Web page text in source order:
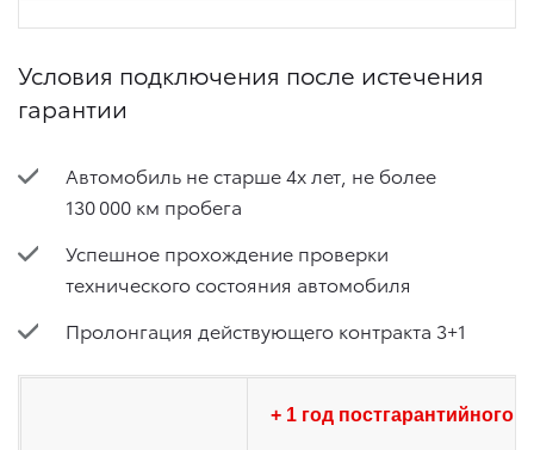
Условия подключения после истечения
гарантии
Автомобиль не старше 4х лет, не более
130 000 км пробега
Успешное прохождение проверки
технического состояния автомобиля
Пролонгация действующего контракта 3+1
+ 1 год постгарантийного